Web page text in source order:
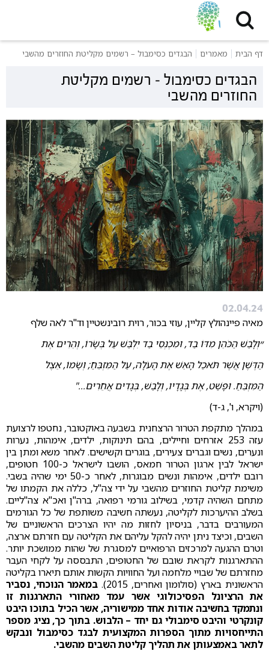
דף הבית מאמרים הבגדים כסימבול – רשמים מקליטת החוזרים מהשבי
הבגדים כסימבול – רשמים מקליטת
החוזרים מהשבי
02.04.24
מאיה פיינהולץ קליין, עוזי בכור, רוית רובינשטיין וד"ר לאה שלף
״וְלָבַשׁ הַכֹּהֵן מִדּוֹ בַד, וּמִכְנְסֵי בַד יִלְבַּשׁ עַל בְּשָׂרוֹ, וְהֵרִים אֶת
הַדֶּשֶׁן אֲשֶׁר תֹּאכַל הָאֵשׁ אֶת הָעֹלָה, עַל הַמִּזְבֵּחַ; וְשָׂמוֹ, אֵצֶל
הַמִּזְבֵּחַ. וּפָשַׁט, אֶת בְּגָדָיו, וְלָבַשׁ, בְּגָדִים אֲחֵרִים..."
(ויקרא, ו', ג-ד)
במהלך מתקפת הטרור הרצחנית בשבעה באוקטובר, נחטפו לרצועת
עזה 253 אזרחים וחיילים, בהם תינוקות, ילדים, אימהות, נערות
ונערים, נשים וגברים צעירים, בוגרים וקשישים. לאחר משא ומתן בין
ישראל לבין ארגון הטרור חמאס, הושבו לישראל כ-100 חטופים,
רובם ילדים, אימהות ונשים מבוגרות, לאחר כ-50 ימי שהיה בשבי.
משימת קליטת החוזרים מהשבי על ידי צה"ל, כללה את הקמתו של
מתחם השהיה קדמי, בשילוב גורמי רפואה, ברה"ן ואכ"א צה"ליים.
בשלב ההיערכות לקליטה, נעשתה חשיבה משותפת של כל הגורמים
המעורבים בדבר, בניסיון לחזות מה יהיו הצרכים הראשוניים של
השבים, וכיצד ניתן יהיה להקל עליהם את הקליטה עם חזרתם ארצה,
וטרם ההגעה למרכזים הרפואיים למסגרת של שהות ממושכת יותר.
ההתארגנות לקראת שובם של החטופים, התבססה על לקחי העבר
מחזרתם של שבויי מלחמה ועל החוויות הקשות אותם תיארו בקליטה
הראשונית בארץ (סולומון ואחרים, 2015).
במאמר הנוכחי, נסביר
את הרציונל הפסיכולוגי אשר עמד מאחורי התארגנות זו
ונתמקד בחשיבה אודות אחד ממישוריה, אשר הכיל בתוכו היבט
קונקרטי והיבט סימבולי גם יחד – הלבוש. בתוך כך, נציג מספר
התייחסויות מתוך הספרות המקצועית לבגד כסימבול ונבקש
לתאר באמצעותן את תהליך קליטת השבים מהשבי.